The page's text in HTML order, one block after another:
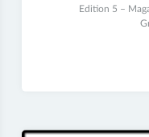
Edition 5 –